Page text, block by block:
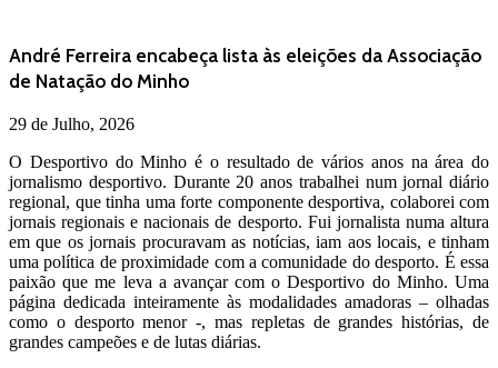
André Ferreira encabeça lista às eleições da Associação
de Natação do Minho
29 de Julho, 2026
O Desportivo do Minho é o resultado de vários anos na área do
jornalismo desportivo. Durante 20 anos trabalhei num jornal diário
regional, que tinha uma forte componente desportiva, colaborei com
jornais regionais e nacionais de desporto. Fui jornalista numa altura
em que os jornais procuravam as notícias, iam aos locais, e tinham
uma política de proximidade com a comunidade do desporto. É essa
paixão que me leva a avançar com o Desportivo do Minho. Uma
página dedicada inteiramente às modalidades amadoras – olhadas
como o desporto menor -, mas repletas de grandes histórias, de
grandes campeões e de lutas diárias.